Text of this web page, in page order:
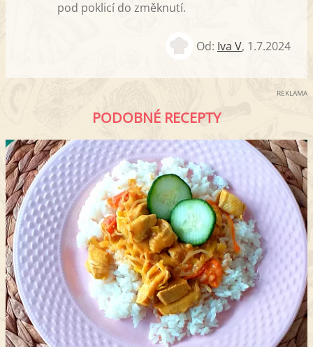
pod poklicí do změknutí.
Od: Iva V, 1.7.2024
REKLAMA
PODOBNÉ RECEPTY